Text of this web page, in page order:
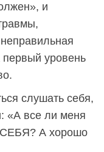
и
уровень
слушать себя,
«А все ли меня
СЕБЯ? А хорошо